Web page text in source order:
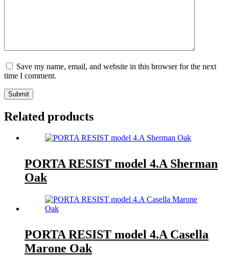
Save my name, email, and website in this browser for the next
time I comment.
Submit
Related products
PORTA RESIST model 4.A Sherman
Oak
PORTA RESIST model 4.A Casella
Marone Oak